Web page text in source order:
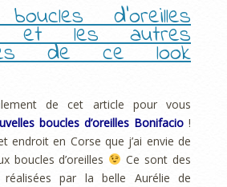
d’oreilles
et les autres
de ce look
de cet article pour vous
boucles d’oreilles Bonifacio !
endroit en Corse que j’ai envie de
boucles d’oreilles
Ce sont des
réalisées par la belle Aurélie de